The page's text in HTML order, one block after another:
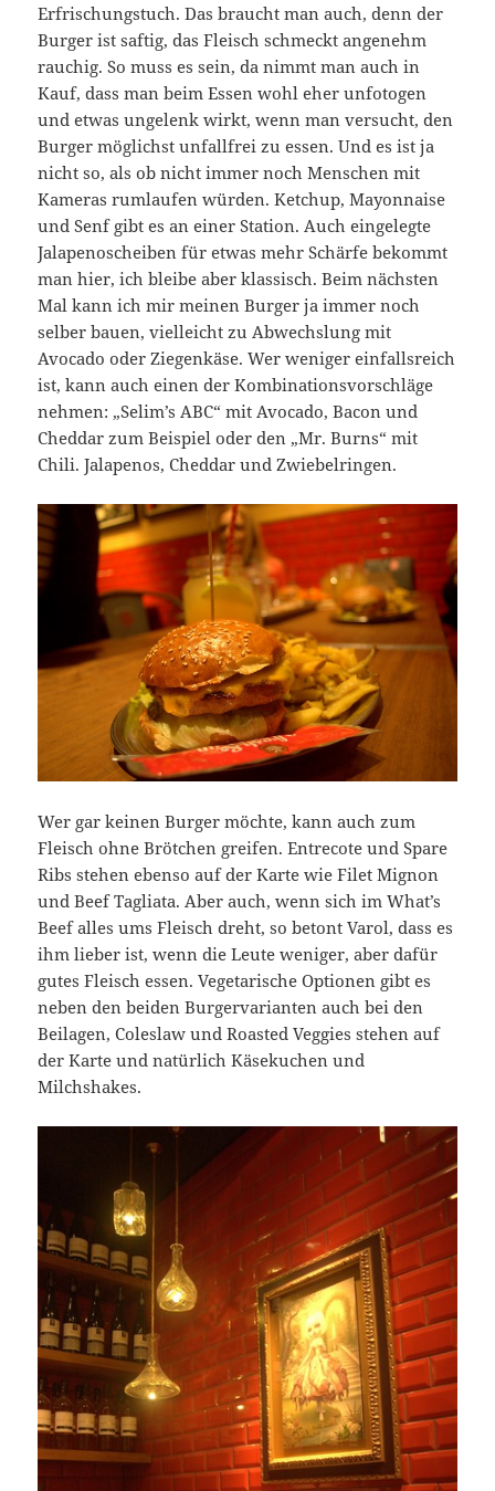
Erfrischungstuch. Das braucht man auch, denn der
Burger ist saftig, das Fleisch schmeckt angenehm
rauchig. So muss es sein, da nimmt man auch in
Kauf, dass man beim Essen wohl eher unfotogen
und etwas ungelenk wirkt, wenn man versucht, den
Burger möglichst unfallfrei zu essen. Und es ist ja
nicht so, als ob nicht immer noch Menschen mit
Kameras rumlaufen würden. Ketchup, Mayonnaise
und Senf gibt es an einer Station. Auch eingelegte
Jalapenoscheiben für etwas mehr Schärfe bekommt
man hier, ich bleibe aber klassisch. Beim nächsten
Mal kann ich mir meinen Burger ja immer noch
selber bauen, vielleicht zu Abwechslung mit
Avocado oder Ziegenkäse. Wer weniger einfallsreich
ist, kann auch einen der Kombinationsvorschläge
nehmen: „Selim’s ABC“ mit Avocado, Bacon und
Cheddar zum Beispiel oder den „Mr. Burns“ mit
Chili. Jalapenos, Cheddar und Zwiebelringen.
Wer gar keinen Burger möchte, kann auch zum
Fleisch ohne Brötchen greifen. Entrecote und Spare
Ribs stehen ebenso auf der Karte wie Filet Mignon
und Beef Tagliata. Aber auch, wenn sich im What’s
Beef alles ums Fleisch dreht, so betont Varol, dass es
ihm lieber ist, wenn die Leute weniger, aber dafür
gutes Fleisch essen. Vegetarische Optionen gibt es
neben den beiden Burgervarianten auch bei den
Beilagen, Coleslaw und Roasted Veggies stehen auf
der Karte und natürlich Käsekuchen und
Milchshakes.